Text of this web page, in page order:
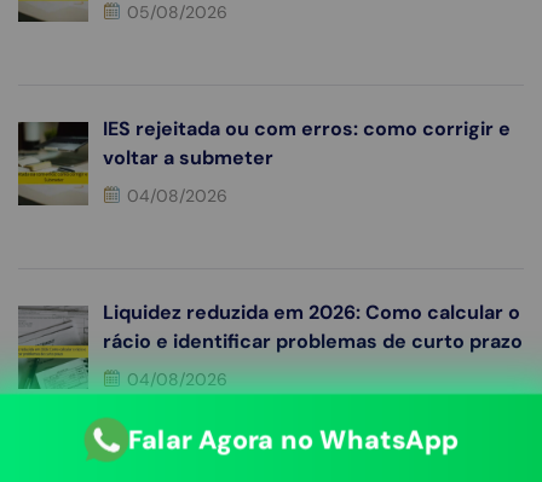
05/08/2026
IES rejeitada ou com erros: como corrigir e
voltar a submeter
04/08/2026
Liquidez reduzida em 2026: Como calcular o
rácio e identificar problemas de curto prazo
04/08/2026
Falar Agora no WhatsApp